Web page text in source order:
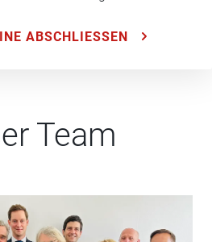
ABSCHLIESSEN
Team